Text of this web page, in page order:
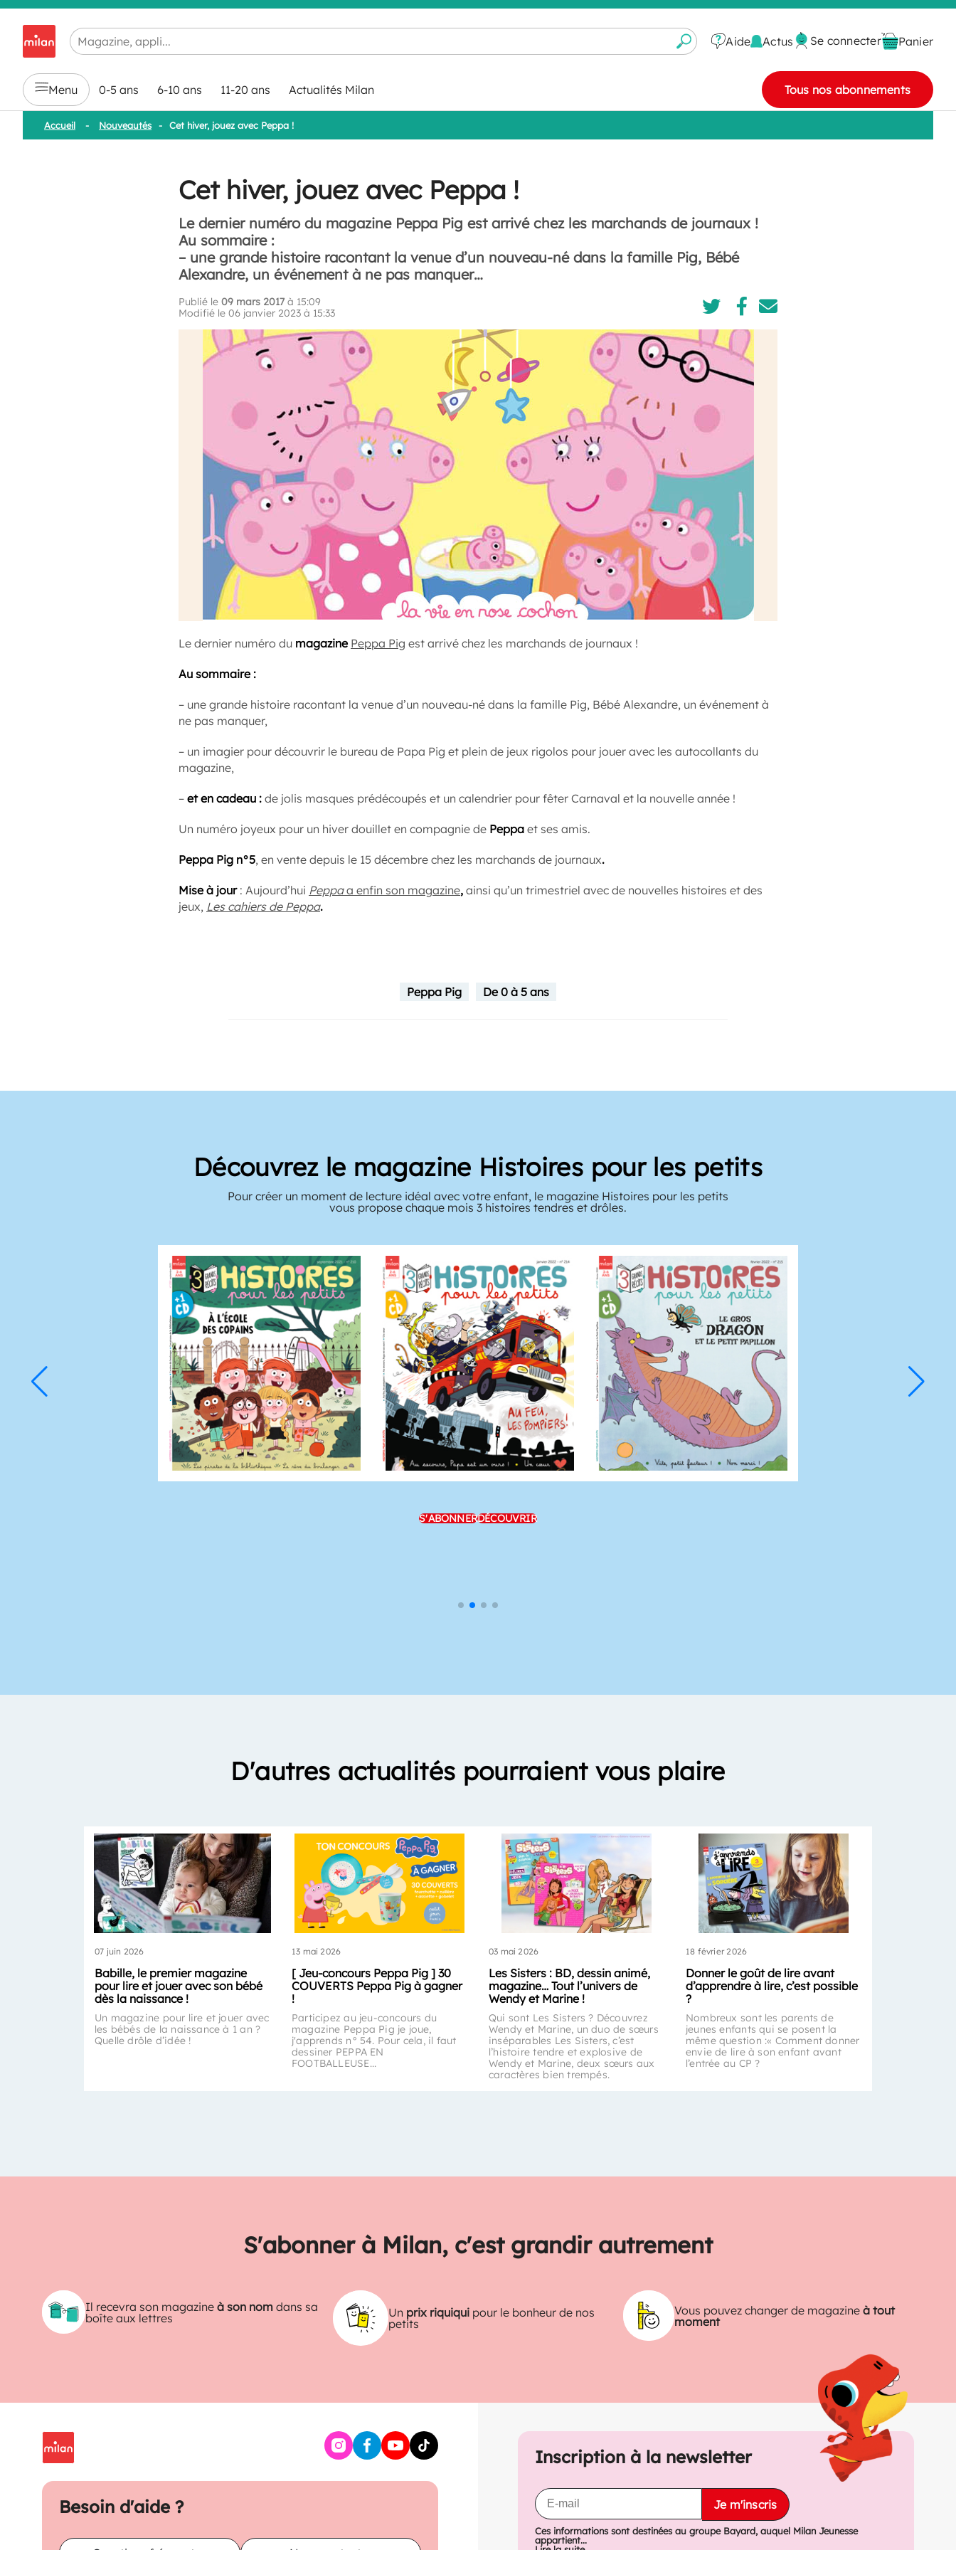
Chargement en cours...
Aide Actus Se connecter Panier
Menu 0-5 ans 6-10 ans 11-20 ans Actualités Milan Tous nos abonnements
Accueil - Nouveautés - Cet hiver, jouez avec Peppa !
Cet hiver, jouez avec Peppa !
Le dernier numéro du magazine Peppa Pig est arrivé chez les marchands de journaux !
Au sommaire :
– une grande histoire racontant la venue d’un nouveau-né dans la famille Pig, Bébé
Alexandre, un événement à ne pas manquer…
Publié le 09 mars 2017 à 15:09
Modifié le 06 janvier 2023 à 15:33
Le dernier numéro du magazine Peppa Pig est arrivé chez les marchands de journaux !
Au sommaire :
– une grande histoire racontant la venue d’un nouveau-né dans la famille Pig, Bébé Alexandre, un événement à
ne pas manquer,
– un imagier pour découvrir le bureau de Papa Pig et plein de jeux rigolos pour jouer avec les autocollants du
magazine,
– et en cadeau : de jolis masques prédécoupés et un calendrier pour fêter Carnaval et la nouvelle année !
Un numéro joyeux pour un hiver douillet en compagnie de Peppa et ses amis.
Peppa Pig n°5, en vente depuis le 15 décembre chez les marchands de journaux.
Mise à jour: Aujourd’hui Peppaa enfin son magazine, ainsi qu’un trimestriel avec de nouvelles histoires et des
jeux, Les cahiers de Peppa.
Peppa Pig De 0 à 5 ans
Découvrez le magazine Histoires pour les petits
Pour créer un moment de lecture idéal avec votre enfant, le magazine Histoires pour les petits
vous propose chaque mois 3 histoires tendres et drôles.
S'ABONNERDÉCOUVRIR
D'autres actualités pourraient vous plaire
07 juin 2026
Babille, le premier magazine
pour lire et jouer avec son bébé
dès la naissance !
Un magazine pour lire et jouer avec
les bébés de la naissance à 1 an ?
Quelle drôle d’idée !
13 mai 2026
[ Jeu-concours Peppa Pig ] 30
COUVERTS Peppa Pig à gagner
!
Participez au jeu-concours du
magazine Peppa Pig je joue,
j'apprends n° 54. Pour cela, il faut
dessiner PEPPA EN
FOOTBALLEUSE...
03 mai 2026
Les Sisters : BD, dessin animé,
magazine… Tout l’univers de
Wendy et Marine !
Qui sont Les Sisters ? Découvrez
Wendy et Marine, un duo de sœurs
inséparables Les Sisters, c’est
l’histoire tendre et explosive de
Wendy et Marine, deux sœurs aux
caractères bien trempés.
18 février 2026
Donner le goût de lire avant
d’apprendre à lire, c’est possible
?
Nombreux sont les parents de
jeunes enfants qui se posent la
même question :« Comment donner
envie de lire à son enfant avant
l’entrée au CP ?
S'abonner à Milan, c'est grandir autrement
Il recevra son magazineà son nom dans sa
boîte aux lettres
Un prix riquiqui pour le bonheur de nos
petits
Vous pouvez changer de magazine à tout
moment
Besoin d'aide ?
Inscription à la newsletter
Je m'inscris
Ces informations sont destinées au groupe Bayard, auquel Milan Jeunesse
appartient...